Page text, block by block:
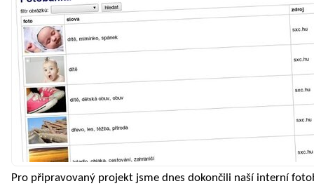
Pro připravovaný projekt jsme dnes dokončili naší interní